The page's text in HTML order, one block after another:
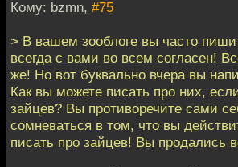
Кому: bzmn, #75
> В вашем зооблоге вы часто
всегда с вами во всем согласен!
же! Но вот буквально вчера вы
Как вы можете писать про них,
зайцев? Вы противоречите сами
сомневаться в том, что вы
писать про зайцев! Вы продались